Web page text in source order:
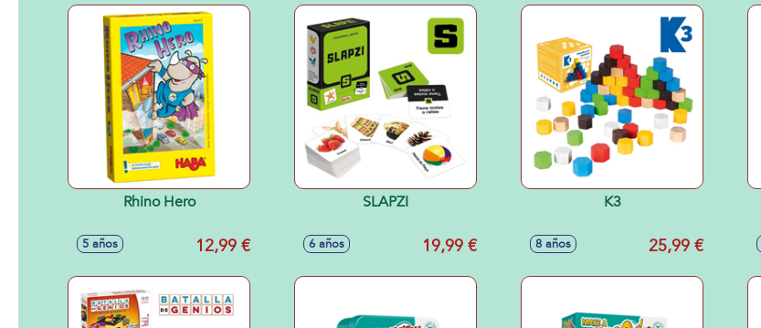
Rhino Hero
5 años 12,99 €
SLAPZI
6 años 19,99 €
K3
8 años 25,99 €